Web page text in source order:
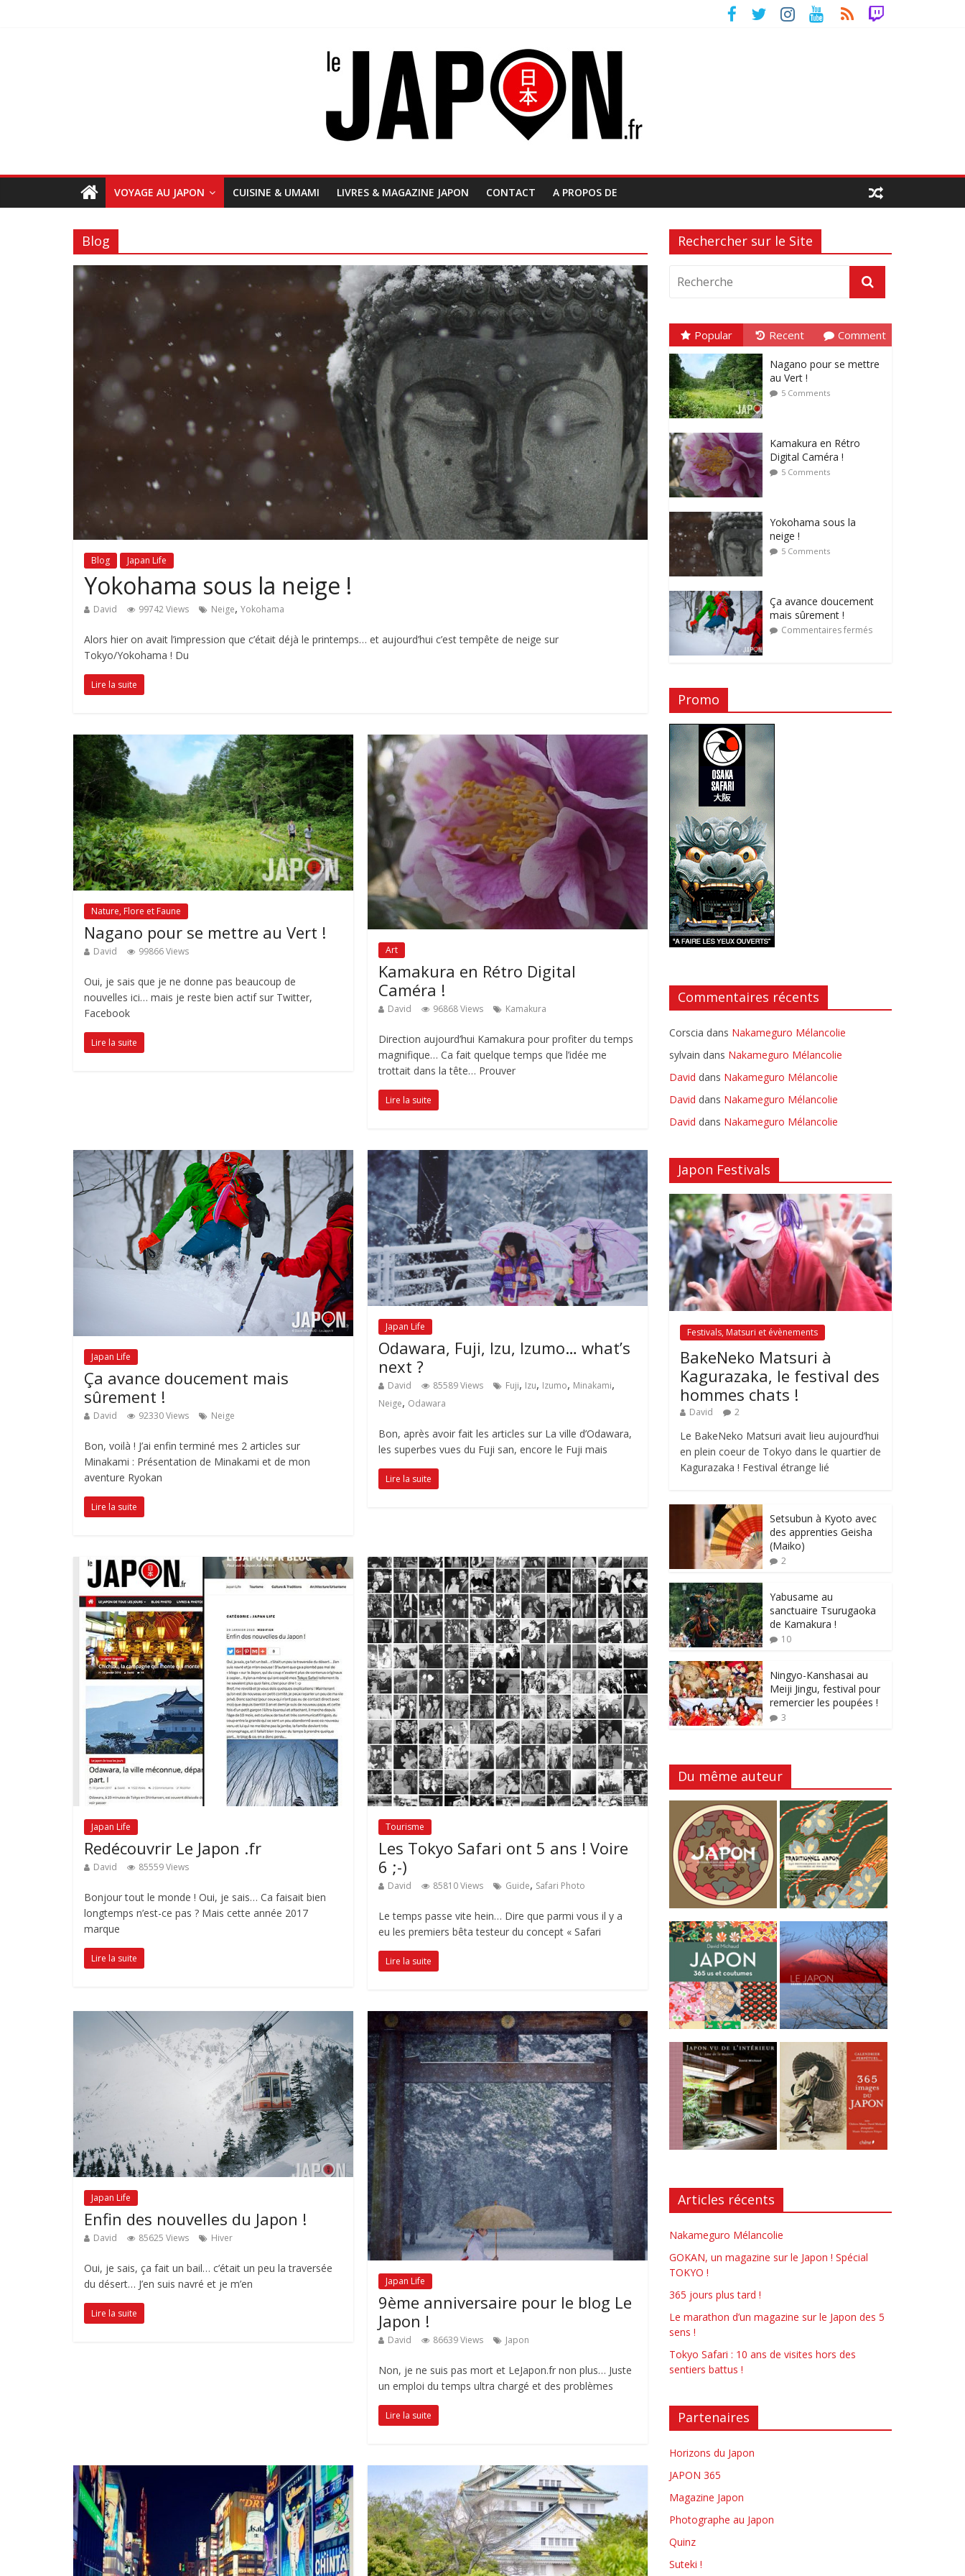
VOYAGE AU JAPON CUISINE & UMAMI LIVRES & MAGAZINE JAPON CONTACT A PROPOS DE
Blog
Blog Japan Life
Yokohama sous la neige !
David 99742 Views Neige, Yokohama
Alors hier on avait l’impression que c’était déjà le printemps… et aujourd’hui c’est tempête de neige sur
Tokyo/Yokohama ! Du
Lire la suite
Nature, Flore et Faune
Nagano pour se mettre au Vert !
David 99866 Views
Oui, je sais que je ne donne pas beaucoup de
nouvelles ici… mais je reste bien actif sur Twitter,
Facebook
Lire la suite
Art
Kamakura en Rétro Digital
Caméra !
David 96868 Views Kamakura
Direction aujourd’hui Kamakura pour profiter du temps
magnifique… Ca fait quelque temps que l’idée me
trottait dans la tête… Prouver
Lire la suite
Japan Life
Ça avance doucement mais
sûrement !
David 92330 Views Neige
Bon, voilà ! J’ai enfin terminé mes 2 articles sur
Minakami : Présentation de Minakami et de mon
aventure Ryokan
Lire la suite
Japan Life
Odawara, Fuji, Izu, Izumo… what’s
next ?
David 85589 Views Fuji, Izu, Izumo, Minakami,
Neige, Odawara
Bon, après avoir fait les articles sur La ville d’Odawara,
les superbes vues du Fuji san, encore le Fuji mais
Lire la suite
Japan Life
Redécouvrir Le Japon .fr
David 85559 Views
Bonjour tout le monde ! Oui, je sais… Ca faisait bien
longtemps n’est-ce pas ? Mais cette année 2017
marque
Lire la suite
Tourisme
Les Tokyo Safari ont 5 ans ! Voire
6 ;-)
David 85810 Views Guide, Safari Photo
Le temps passe vite hein… Dire que parmi vous il y a
eu les premiers bêta testeur du concept « Safari
Lire la suite
Japan Life
Enfin des nouvelles du Japon !
David 85625 Views Hiver
Oui, je sais, ça fait un bail… c’était un peu la traversée
du désert… J’en suis navré et je m’en
Lire la suite
Japan Life
9ème anniversaire pour le blog Le
Japon !
David 86639 Views Japon
Non, je ne suis pas mort et LeJapon.fr non plus… Juste
un emploi du temps ultra chargé et des problèmes
Lire la suite
Rechercher sur le Site
Popular Recent Comment
Nagano pour se mettre
au Vert !
5 Comments
Kamakura en Rétro
Digital Caméra !
5 Comments
Yokohama sous la
neige !
5 Comments
Ça avance doucement
mais sûrement !
Commentaires fermés
Promo
Commentaires récents
Corscia dans Nakameguro Mélancolie
sylvain dans Nakameguro Mélancolie
David dans Nakameguro Mélancolie
David dans Nakameguro Mélancolie
David dans Nakameguro Mélancolie
Japon Festivals
Festivals, Matsuri et évènements
BakeNeko Matsuri à
Kagurazaka, le festival des
hommes chats !
David 2
Le BakeNeko Matsuri avait lieu aujourd’hui
en plein coeur de Tokyo dans le quartier de
Kagurazaka ! Festival étrange lié
Setsubun à Kyoto avec
des apprenties Geisha
(Maiko)
2
Yabusame au
sanctuaire Tsurugaoka
de Kamakura !
10
Ningyo-Kanshasai au
Meiji Jingu, festival pour
remercier les poupées !
3
Du même auteur
Articles récents
Nakameguro Mélancolie
GOKAN, un magazine sur le Japon ! Spécial
TOKYO !
365 jours plus tard !
Le marathon d’un magazine sur le Japon des 5
sens !
Tokyo Safari : 10 ans de visites hors des
sentiers battus !
Partenaires
Horizons du Japon
JAPON 365
Magazine Japon
Photographe au Japon
Quinz
Suteki !